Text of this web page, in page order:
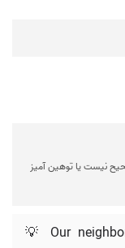
نیست یا توهین آمیز
💡 Our